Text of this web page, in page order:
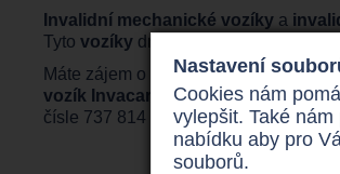
Invalidní mechanické vozíky a
Tyto vozíky dnes poskytuje celá řada
Máte zájem o invalidní vozíkza
vozík Invacare Storma kde si o ně
čísle 737 814 199.
Nastavení
Cookies nám
vylepšit. Také
nabídku aby pro
souborů.